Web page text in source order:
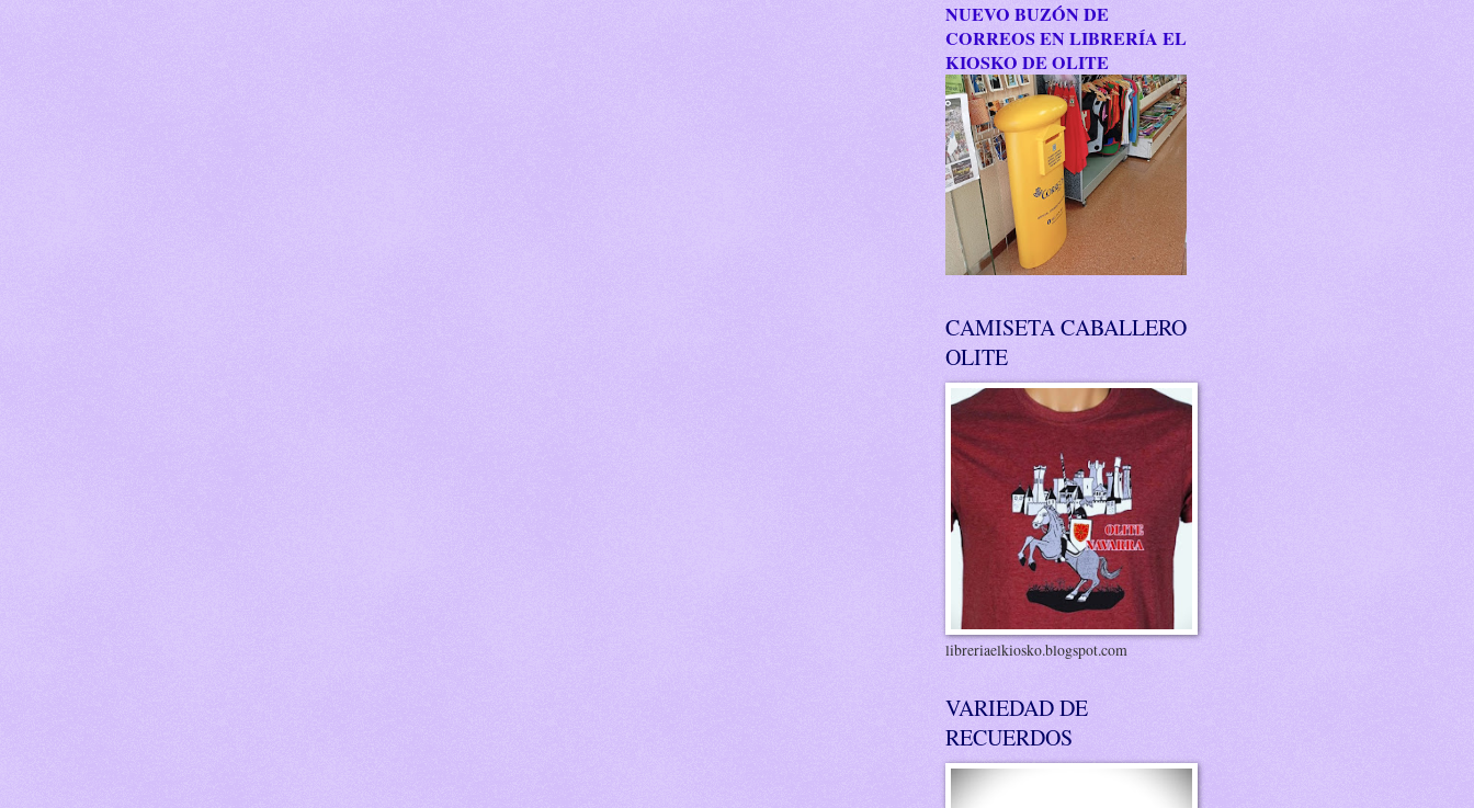
NUEVO BUZÓN DE
CORREOS EN LIBRERÍA EL
KIOSKO DE OLITE
CAMISETA CABALLERO
OLITE
libreriaelkiosko.blogspot.com
VARIEDAD DE
RECUERDOS